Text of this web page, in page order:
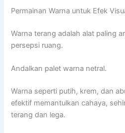
Permainan Warna untuk Efek
Warna terang adalah alat paling
persepsi ruang.
Andalkan palet warna netral.
Warna seperti putih, krem, dan
efektif memantulkan cahaya,
terang dan lega.